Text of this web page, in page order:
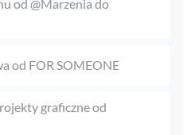
od @Marzenia do
od FOR SOMEONE
graficzne od